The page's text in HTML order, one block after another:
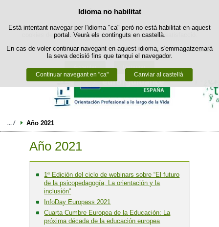
Política de cookies
Aquest lloc web utilitza cookies pròpies per facilitar la navegació i
cookies de tercers per obtenir estadístiques d'ús i satisfacció.
Podeu obtenir més informació a l'apartat "Cookies" del nostreavís legal.
Acceptar Rebutjar
Idioma no habilitat
Està intentant navegar per l'idioma "ca" però no està habilitat en aquest
portal. Veurà els continguts en castellà.
En cas de voler continuar navegant en aquest idioma, s'emmagatzemarà
la seva decisió fins que tanqui el navegador.
Continuar navegant en "ca" Canviar al castellà
Passar al contingut
Año 2021
Año 2021
1ª Edición del ciclo de webinars sobre “El futuro
de la psicopedagogía, La orientación y la
inclusión”
InfoDay Europass 2021
Cuarta Cumbre Europea de la Educación: La
próxima década de la educación europea